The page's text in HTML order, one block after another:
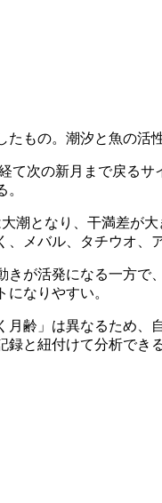
もの。潮汐と魚の活
て次の新月まで戻る
潮となり、干満差が
メバル、タチウオ、
が活発になる一方
なりやすい。
齢」は異なるため
と紐付けて分析でき